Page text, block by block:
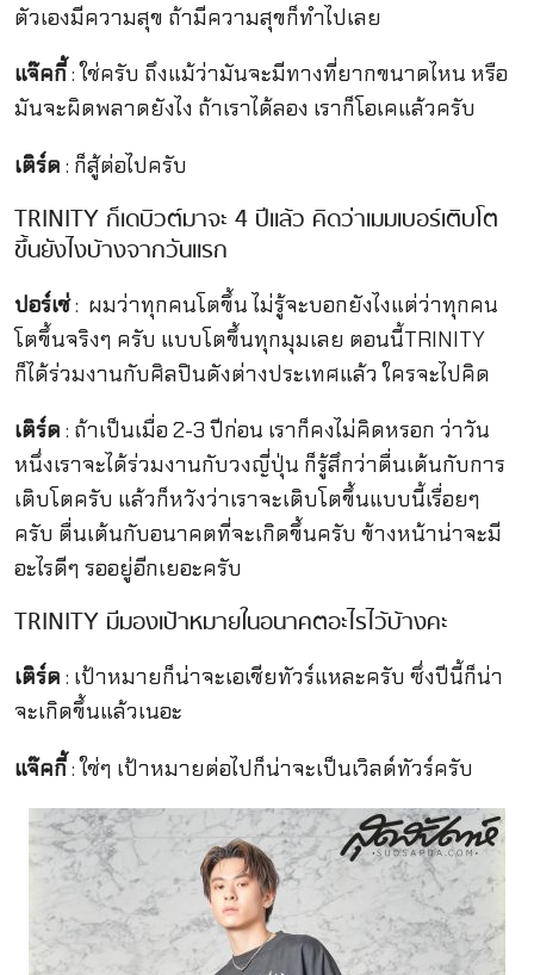
ตัวเองมีความสุข ถ้ามีความสุขก็ทำไปเลย
แจ๊คกี้: ใช่ครับ ถึงแม้ว่ามันจะมีทางที่ยากขนาดไหน หรือ
มันจะผิดพลาดยังไง ถ้าเราได้ลอง เราก็โอเคแล้วครับ
เติร์ด : ก็สู้ต่อไปครับ
TRINITY ก็เดบิวต์มาจะ 4 ปีแล้ว คิดว่าเมมเบอร์เติบโต
ขึ้นยังไงบ้างจากวันแรก
ปอร์เช่: ผมว่าทุกคนโตขึ้น ไม่รู้จะบอกยังไงแต่ว่าทุกคน
โตขึ้นจริงๆ ครับ แบบโตขึ้นทุกมุมเลย ตอนนี้TRINITY
ก็ได้ร่วมงานกับศิลปินดังต่างประเทศแล้ว ใครจะไปคิด
เติร์ด : ถ้าเป็นเมื่อ 2-3 ปีก่อน เราก็คงไม่คิดหรอก ว่าวัน
หนึ่งเราจะได้ร่วมงานกับวงญี่ปุ่น ก็รู้สึกว่าตื่นเต้นกับการ
เติบโตครับ แล้วก็หวังว่าเราจะเติบโตขึ้นแบบนี้เรื่อยๆ
ครับ ตื่นเต้นกับอนาคตที่จะเกิดขึ้นครับ ข้างหน้าน่าจะมี
อะไรดีๆ รออยู่อีกเยอะครับ
TRINITY มีมองเป้าหมายในอนาคตอะไรไว้บ้างคะ
เติร์ด : เป้าหมายก็น่าจะเอเชียทัวร์แหละครับ ซึ่งปีนี้ก็น่า
จะเกิดขึ้นแล้วเนอะ
แจ๊คกี้: ใช่ๆ เป้าหมายต่อไปก็น่าจะเป็นเวิลด์ทัวร์ครับ